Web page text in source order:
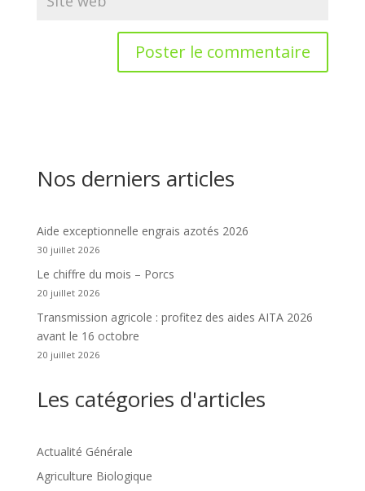
Nos derniers articles
Aide exceptionnelle engrais azotés 2026
30 juillet 2026
Le chiffre du mois – Porcs
20 juillet 2026
Transmission agricole : profitez des aides AITA 2026
avant le 16 octobre
20 juillet 2026
Les catégories d'articles
Actualité Générale
Agriculture Biologique